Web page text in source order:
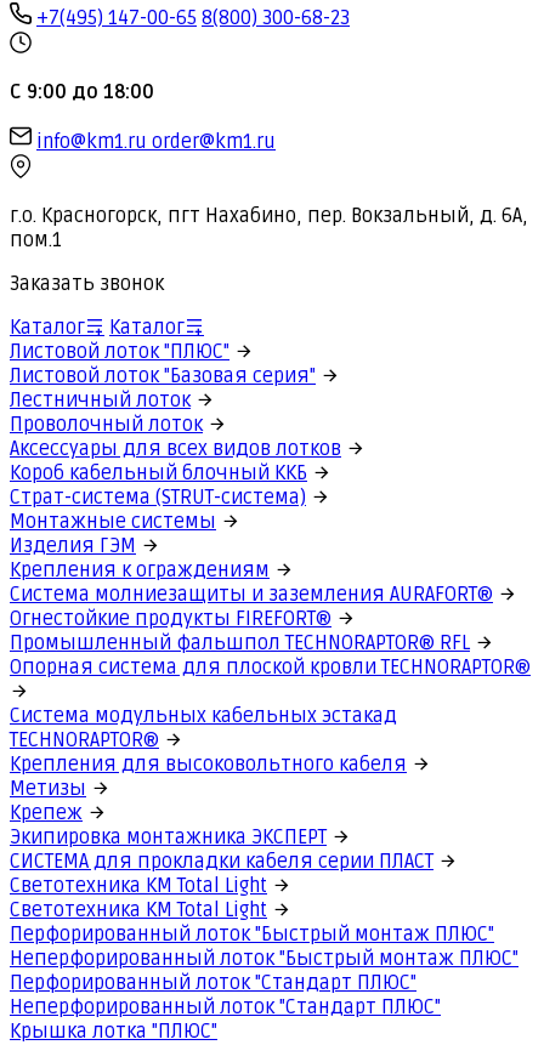
+7(495) 147-00-65 8(800) 300-68-23
С 9:00 до 18:00
info@km1.ru order@km1.ru
г.о. Красногорск, пгт Нахабино, пер. Вокзальный, д. 6А,
пом.1
Заказать звонок
Каталог
Каталог
Листовой лоток "ПЛЮС"
Листовой лоток "Базовая серия"
Лестничный лоток
Проволочный лоток
Аксессуары для всех видов лотков
Короб кабельный блочный ККБ
Страт-система (STRUT-система)
Монтажные системы
Изделия ГЭМ
Крепления к ограждениям
Система молниезащиты и заземления AURAFORT®
Огнестойкие продукты FIREFORT®
Промышленный фальшпол TECHNORAPTOR® RFL
Опорная система для плоской кровли TECHNORAPTOR®
Система модульных кабельных эстакад
TECHNORAPTOR®
Крепления для высоковольтного кабеля
Метизы
Крепеж
Экипировка монтажника ЭКСПЕРТ
СИСТЕМА для прокладки кабеля серии ПЛАСТ
Светотехника КМ Total Light
Светотехника КМ Total Light
Перфорированный лоток "Быстрый монтаж ПЛЮС"
Неперфорированный лоток "Быстрый монтаж ПЛЮС"
Перфорированный лоток "Стандарт ПЛЮС"
Неперфорированный лоток "Стандарт ПЛЮС"
Крышка лотка "ПЛЮС"